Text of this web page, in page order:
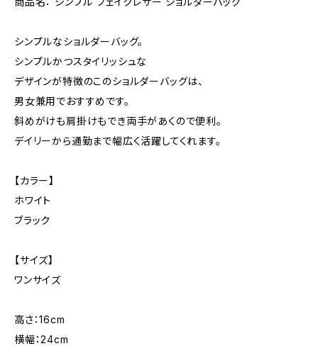
シンプルなショルダーバッグ。
シンプルかつスタイリッシュな
デザインが特徴のこのショルダーバッグは、
男女兼用でおすすめです。
斜めがけも肩掛けもでき両手があくので便利。
デイリーから通勤まで幅広く活躍してくれます。
【カラー】
ホワイト
ブラック
【サイズ】
ワンサイズ
高さ：16cm
横幅：24cm